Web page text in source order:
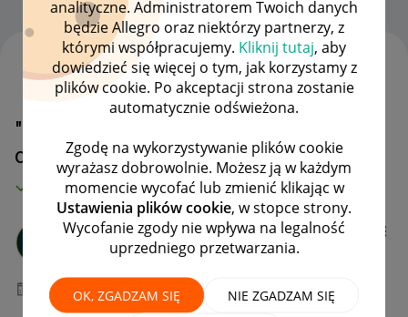
analityczne. Administratorem Twoich danych
będzie Allegro oraz niektórzy partnerzy, z
którymi współpracujemy. Kliknij tutaj, aby
dowiedzieć się więcej o tym, jak korzystamy z
plików cookie. Po akceptacji strona zostanie
automatycznie odświeżona.
Zgodę na wykorzystywanie plików cookie
wyrażasz dobrowolnie. Możesz ją w każdym
momencie wycofać lub zmienić klikając w
Ustawienia plików cookie, w stopce strony.
Wycofanie zgody nie wpływa na legalność
uprzedniego przetwarzania.
OK, ZGADZAM SIĘ NIE ZGADZAM SIĘ
Początkujący sprzedawcy OPCJE
"Odłączyliśmy produkty od Twoich
ofert"
MAMY ROZWIĄZANIE!
Gajendra
#9 Pomysłodawca
‎29-11-2023 22:55
WSZYSTKIE TEMATY